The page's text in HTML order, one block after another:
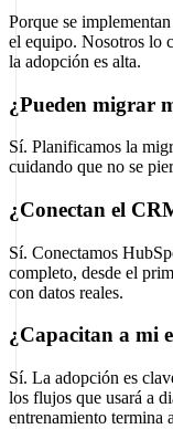
Porque se
el equipo. Nosotros lo
la adopción es alta.
¿Pueden migrar
Sí. Planificamos la
cuidando que no se
¿Conectan el
Sí. Conectamos
completo, desde el
con datos reales.
¿Capacitan a mi
Sí. La adopción es
los flujos que usará a
entrenamiento termina